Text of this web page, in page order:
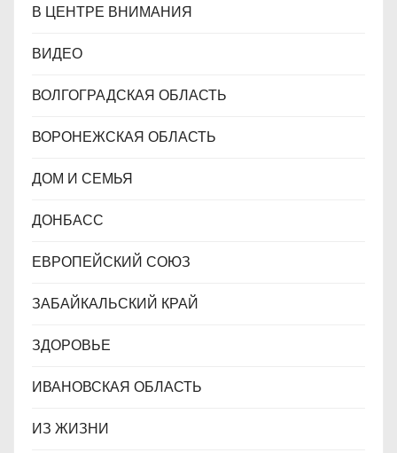
В ЦЕНТРЕ ВНИМАНИЯ
ВИДЕО
ВОЛГОГРАДСКАЯ ОБЛАСТЬ
ВОРОНЕЖСКАЯ ОБЛАСТЬ
ДОМ И СЕМЬЯ
ДОНБАСС
ЕВРОПЕЙСКИЙ СОЮЗ
ЗАБАЙКАЛЬСКИЙ КРАЙ
ЗДОРОВЬЕ
ИВАНОВСКАЯ ОБЛАСТЬ
ИЗ ЖИЗНИ